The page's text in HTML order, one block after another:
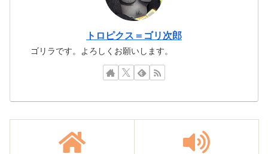
トロピクス＝ゴリ次郎
ゴリラです。よろしくお願いします。